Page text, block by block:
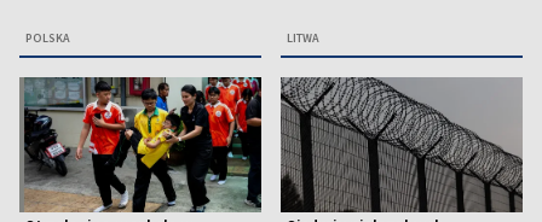
POLSKA LITWA